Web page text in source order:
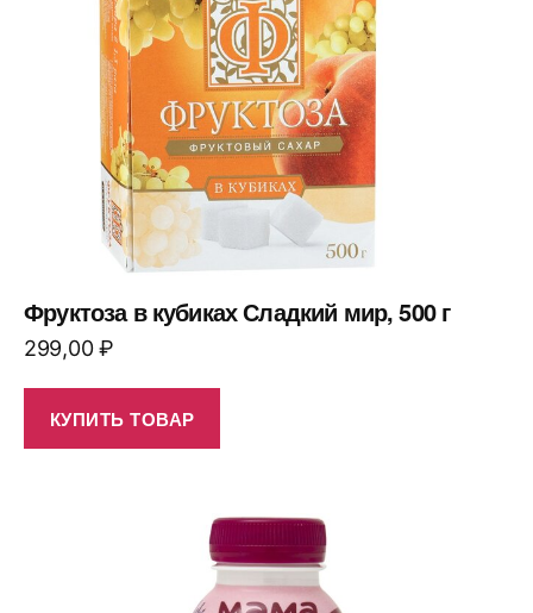
Фруктоза в кубиках Сладкий мир, 500 г
299,00₽
КУПИТЬ ТОВАР